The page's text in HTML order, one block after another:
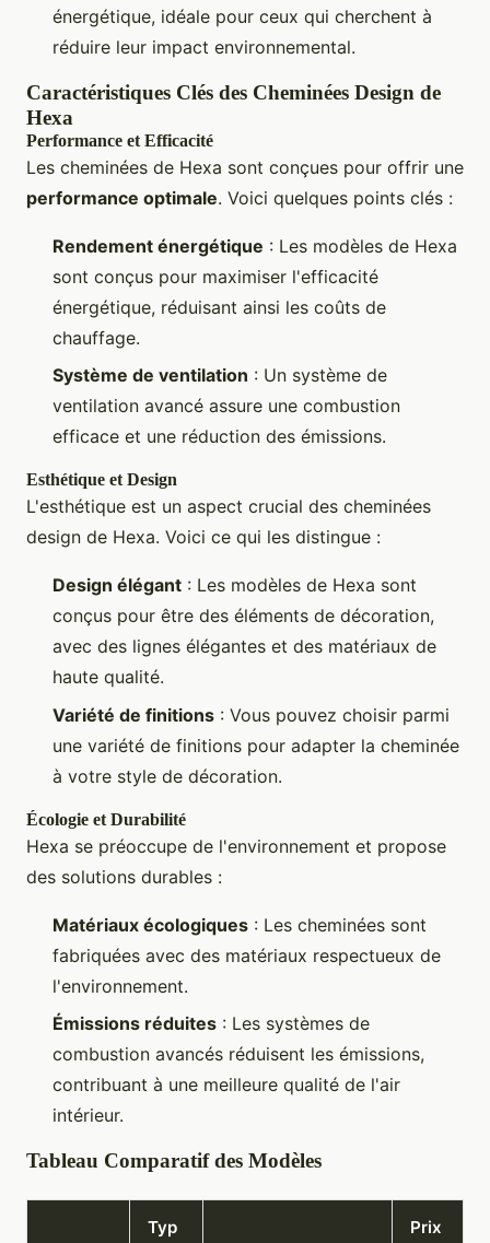
énergétique, idéale pour ceux qui cherchent à
réduire leur impact environnemental.
Caractéristiques Clés des Cheminées Design de
Hexa
Performance et Efficacité
Les cheminées de Hexa sont conçues pour offrir une
performance optimale. Voici quelques points clés :
Rendement énergétique : Les modèles de Hexa
sont conçus pour maximiser l'efficacité
énergétique, réduisant ainsi les coûts de
chauffage.
Système de ventilation : Un système de
ventilation avancé assure une combustion
efficace et une réduction des émissions.
Esthétique et Design
L'esthétique est un aspect crucial des cheminées
design de Hexa. Voici ce qui les distingue :
Design élégant : Les modèles de Hexa sont
conçus pour être des éléments de décoration,
avec des lignes élégantes et des matériaux de
haute qualité.
Variété de finitions : Vous pouvez choisir parmi
une variété de finitions pour adapter la cheminée
à votre style de décoration.
Écologie et Durabilité
Hexa se préoccupe de l'environnement et propose
des solutions durables :
Matériaux écologiques : Les cheminées sont
fabriquées avec des matériaux respectueux de
l'environnement.
Émissions réduites : Les systèmes de
combustion avancés réduisent les émissions,
contribuant à une meilleure qualité de l'air
intérieur.
Tableau Comparatif des Modèles
Typ
Prix